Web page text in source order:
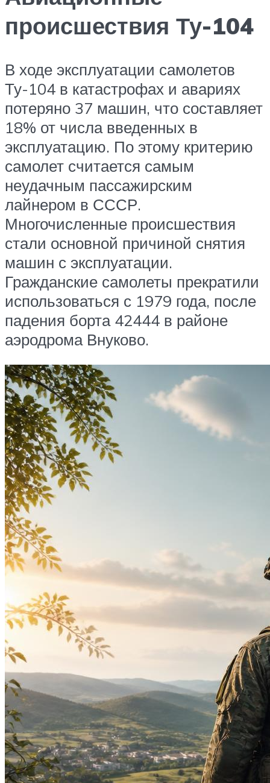
происшествия Ту-104
В ходе эксплуатации самолетов
Ту-104 в катастрофах и авариях
потеряно 37 машин, что составляет
18% от числа введенных в
эксплуатацию. По этому критерию
самолет считается самым
неудачным пассажирским
лайнером в СССР.
Многочисленные происшествия
стали основной причиной снятия
машин с эксплуатации.
Гражданские самолеты прекратили
использоваться с 1979 года, после
падения борта 42444 в районе
аэродрома Внуково.